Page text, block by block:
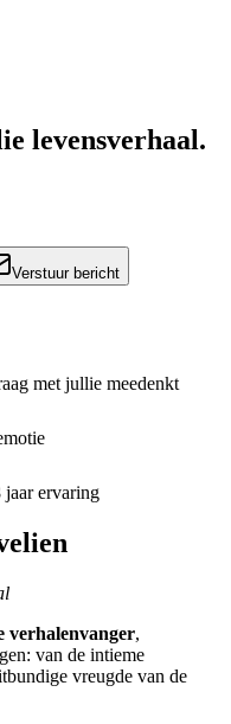
levensverhaal.
Verstuur bericht
met jullie meedenkt
jaar ervaring
verhalenvanger,
van de intieme
vreugde van de